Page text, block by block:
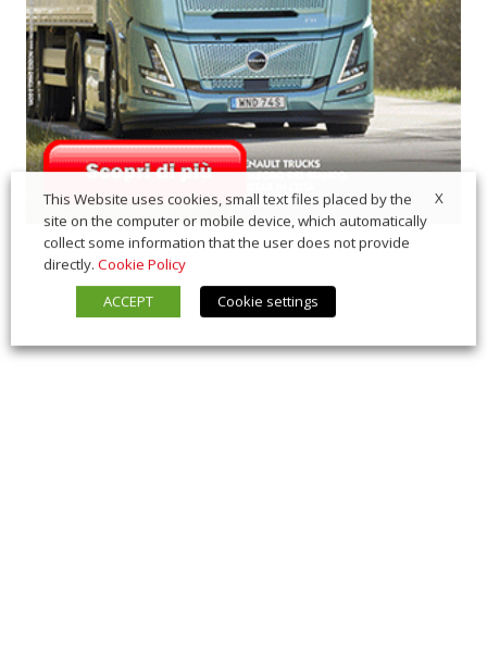
X
This Website uses cookies, small text files placed by the
site on the computer or mobile device, which automatically
collect some information that the user does not provide
directly. Cookie Policy
ACCEPT
Cookie settings